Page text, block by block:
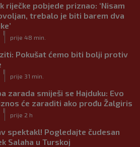
riječke pobjede priznao: ‘Nisam
trebalo je biti barem dva
prije 48 min.
Pokušat ćemo biti bolji protiv
prije 31 min.
zarada smiješi se Hajduku: Evo
će zaraditi ako prođu Žalgiris
prije 2 h
spektakl! Pogledajte čudesan
Salaha u Turskoj